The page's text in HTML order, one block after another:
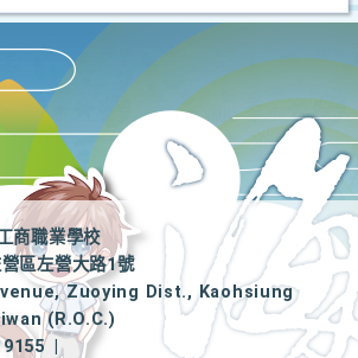
商職業學校
區左營大路1號
Zuoying Dist., Kaohsiung
(R.O.C.)
|